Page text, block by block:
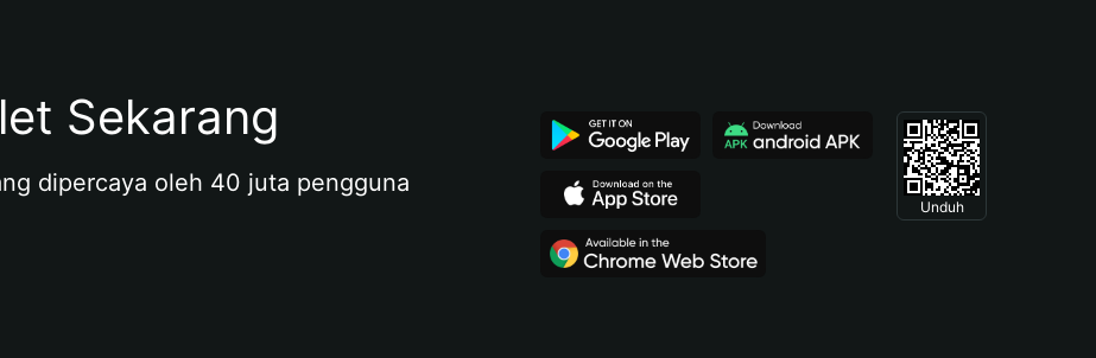
Sekarang
dipercaya oleh 40 juta pengguna
Unduh